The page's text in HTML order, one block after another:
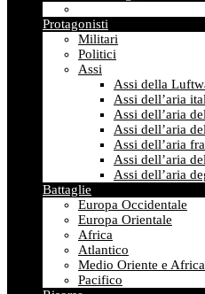
Protagonisti
Militari
Politici
Assi
Assi della
Assi dell’aria
Assi dell’aria
Assi dell’aria
Assi dell’aria
Assi dell’aria
Assi dell’aria
Battaglie
Europa Occidentale
Europa Orientale
Africa
Atlantico
Medio Oriente e
Pacifico